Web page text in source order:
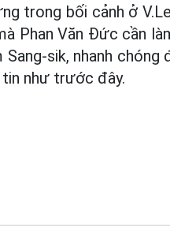
trong bối cảnh ở
Phan Văn Đức cần
sik, nhanh
như trước đây.